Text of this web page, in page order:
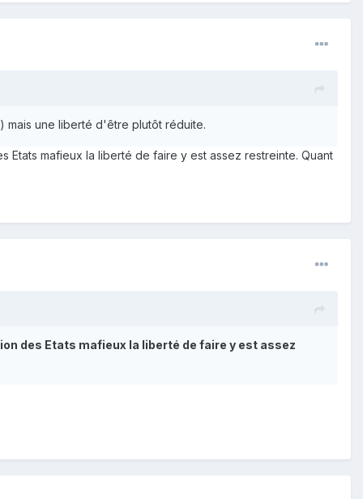
) mais une liberté d'être plutôt réduite.
mafieux la liberté de faire y est assez restreinte. Quant
des Etats mafieux la liberté de faire y est assez